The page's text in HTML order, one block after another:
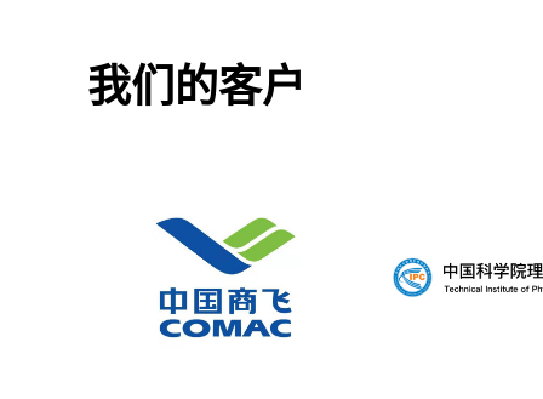
我们的客户